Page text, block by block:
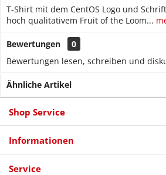
T-Shirt mit dem CentOS Logo und
hoch qualitativem Fruit of the Loom...
Bewertungen
0
Bewertungen lesen, schreiben und
Ähnliche Artikel
Shop Service
Informationen
Service